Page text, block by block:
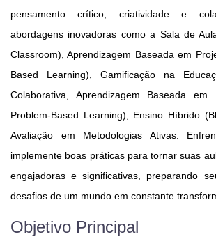
pensamento crítico, criatividade e
abordagens inovadoras como a Sala de
Classroom), Aprendizagem Baseada em
Based Learning), Gamificação na
Colaborativa, Aprendizagem Baseada em
Problem-Based Learning), Ensino Híbrido
Avaliação em Metodologias Ativas.
implemente boas práticas para tornar suas
engajadoras e significativas, preparando
desafios de um mundo em constante
Objetivo Principal